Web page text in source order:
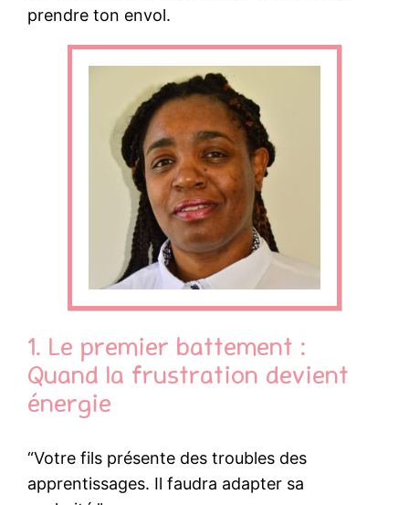
prendre ton envol.
1. Le premier battement :
Quand la frustration devient
énergie
“Votre fils présente des troubles des
apprentissages. Il faudra adapter sa